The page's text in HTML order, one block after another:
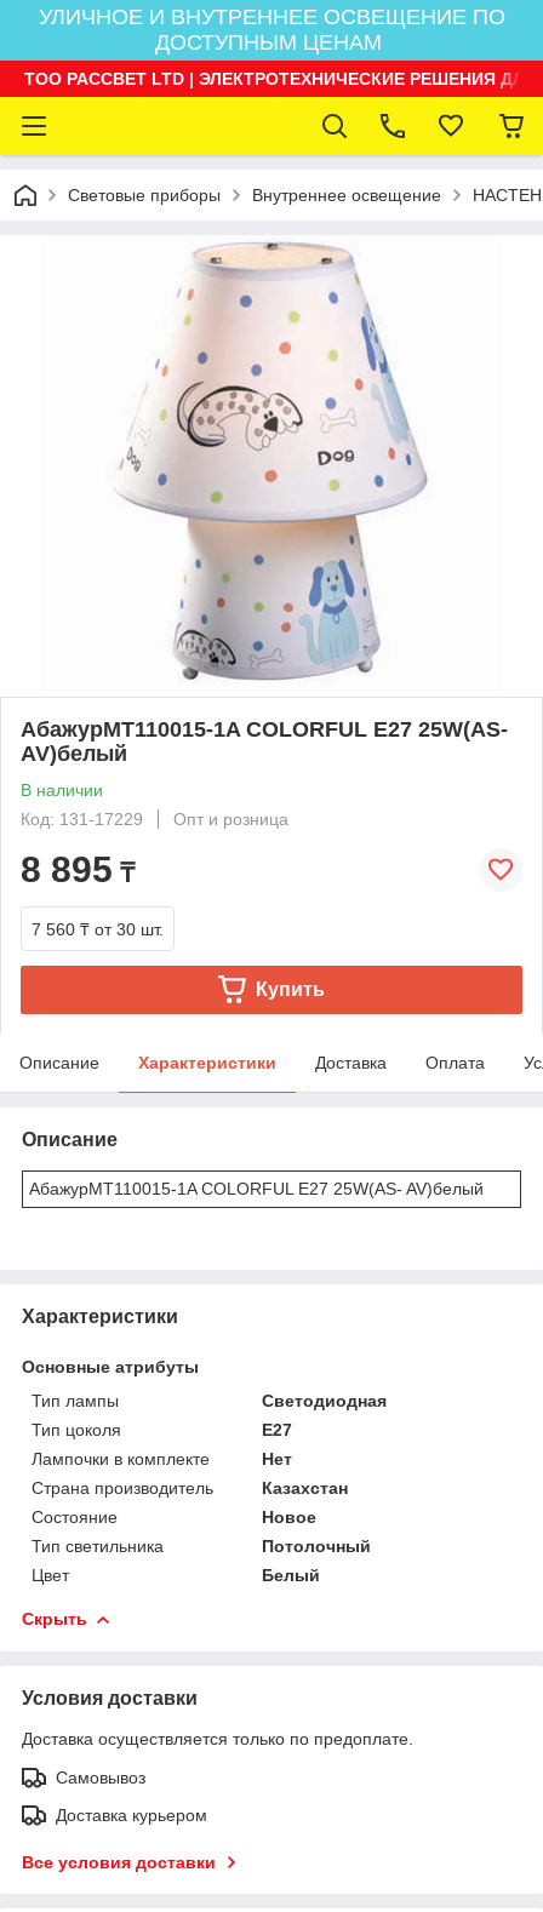
УЛИЧНОЕ И ВНУТРЕННЕЕ ОСВЕЩЕНИЕ ПО
ДОСТУПНЫМ ЦЕНАМ
ТОО РАССВЕТ LTD | ЭЛЕКТРОТЕХНИЧЕСКИЕ РЕШЕНИЯ
Световые приборы Внутреннее освещение
АбажурMT110015-1A COLORFUL E27 25W(AS-
AV)белый
В наличии
Код: 131-17229
Опт и розница
8 895 ₸
7 560 ₸ от 30 шт.
Купить
Описание Характеристики Доставка Оплата
Описание
АбажурMT110015-1A COLORFUL E27 25W(AS- AV)белый
Характеристики
Основные атрибуты
Тип лампы
Светодиодная
Тип цоколя
E27
Лампочки в комплекте
Нет
Страна производитель
Казахстан
Состояние
Новое
Тип светильника
Потолочный
Цвет
Белый
Скрыть
Условия доставки
Доставка осуществляется только по предоплате.
Самовывоз
Доставка курьером
Все условия доставки